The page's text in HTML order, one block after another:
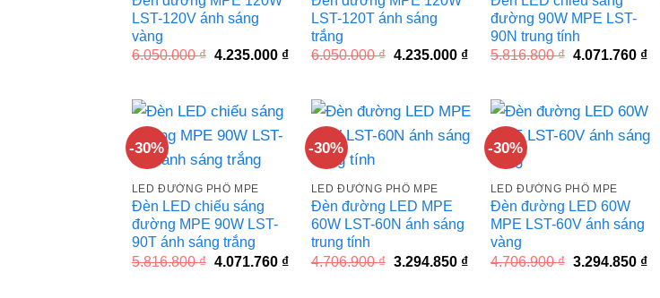
LST-120V ánh sáng
vàng
6.050.000₫ Giá
4.235.000 ₫Giá
4.235.000 ₫.
LST-120T ánh sáng
trắng
6.050.000₫ Giá
4.235.000 ₫Giá
4.235.000 ₫.
đường 90W MPE LST-
90N trung tính
5.816.800₫ Giá
4.071.760 ₫Giá
-30%
LED ĐƯỜNG PHỐ MPE
Đèn LED chiếu sáng
đường MPE 90W LST-
90T ánh sáng trắng
5.816.800₫ Giá
4.071.760 ₫Giá
-30%
LED ĐƯỜNG PHỐ MPE
Đèn đường LED MPE
60W LST-60N ánh sáng
trung tính
4.706.900₫ Giá
3.294.850 ₫Giá
-30%
LED ĐƯỜNG PHỐ MPE
Đèn đường LED 60W
MPE LST-60V ánh sáng
vàng
4.706.900₫ Giá
3.294.850 ₫Giá